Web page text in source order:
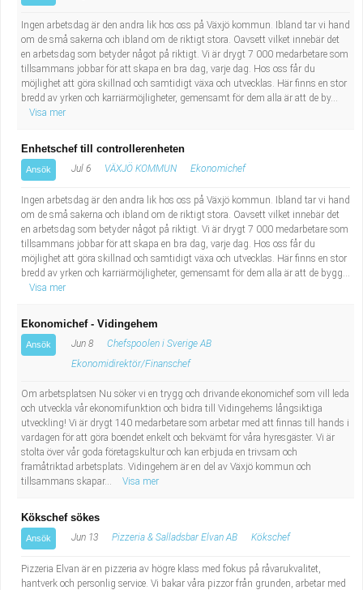
Installation, drift, underhåll
Kropps- och skönhetsvård
Militärt arbete
Naturbruk
Naturvetenskapligt arbete
Pedagogiskt arbete
Sanering och renhållning
Socialt arbete
Säkerhetsarbete
Tekniskt arbete
Transport
Tandsköterska
Budbilsförare
Lärare i fritidshem/Fritidspedagog
Taxiförare/Taxichaufför
Läkarsekreterare/Vårdadmin/Medicinsk
sekreterare
Lastbilsförare m.fl.
Fastighetsskötare
Informatör/Kommunikatör
Brevbärare
Sjuksköterska, grundutbildad
Kock, storhushåll
Undersköterska, vård- o specialavd. o mottagning
Ingen arbetsdag är den andra lik hos oss på Växjö kommun. Ibland tar vi hand
om de små sakerna och ibland om de riktigt stora. Oavsett vilket innebär det
en arbetsdag som betyder något på riktigt. Vi är drygt 7 000 medarbetare som
tillsammans jobbar för att skapa en bra dag, varje dag. Hos oss får du
möjlighet att göra skillnad och samtidigt växa och utvecklas. Här finns en stor
bredd av yrken och karriärmöjligheter, gemensamt för dem alla är att de by...
Visa mer
Enhetschef till controllerenheten
Ansök Jul 6 VÄXJÖ KOMMUN Ekonomichef
Ingen arbetsdag är den andra lik hos oss på Växjö kommun. Ibland tar vi hand
om de små sakerna och ibland om de riktigt stora. Oavsett vilket innebär det
en arbetsdag som betyder något på riktigt. Vi är drygt 7 000 medarbetare som
tillsammans jobbar för att skapa en bra dag, varje dag. Hos oss får du
möjlighet att göra skillnad och samtidigt växa och utvecklas. Här finns en stor
bredd av yrken och karriärmöjligheter, gemensamt för dem alla är att de bygg...
Visa mer
Ekonomichef - Vidingehem
Ansök Jun 8
Chefspoolen i Sverige AB
Ekonomidirektör/Finanschef
Om arbetsplatsen Nu söker vi en trygg och drivande ekonomichef som vill leda
och utveckla vår ekonomifunktion och bidra till Vidingehems långsiktiga
utveckling! Vi är drygt 140 medarbetare som arbetar med att finnas till hands i
vardagen för att göra boendet enkelt och bekvämt för våra hyresgäster. Vi är
stolta över vår goda företagskultur och kan erbjuda en trivsam och
framåtriktad arbetsplats. Vidingehem är en del av Växjö kommun och
tillsammans skapar...
Visa mer
Kökschef sökes
Ansök Jun 13 Pizzeria & Salladsbar Elvan AB Kökschef
Pizzeria Elvan är en pizzeria av högre klass med fokus på råvarukvalitet,
hantverk och personlig service. Vi bakar våra pizzor från grunden, arbetar med